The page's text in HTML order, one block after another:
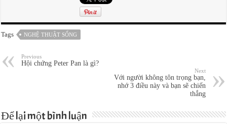
Tags NGHỆ THUẬT SỐNG
Previous
Hội chứng Peter Pan là gì?
Next
Với người không tôn trọng bạn,
nhớ 3 điều này và bạn sẽ chiến
thắng
Để lại một bình luận